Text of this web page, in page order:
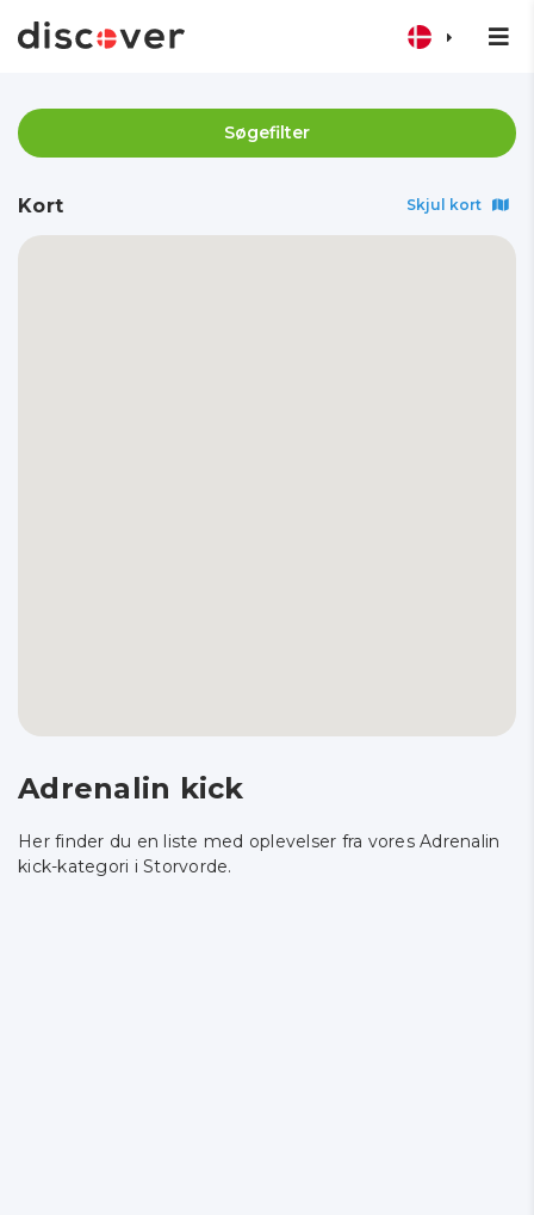
Søgefilter
Kort Skjul kort
Adrenalin kick
Her finder du en liste med oplevelser fra vores Adrenalin
kick-kategori i Storvorde.